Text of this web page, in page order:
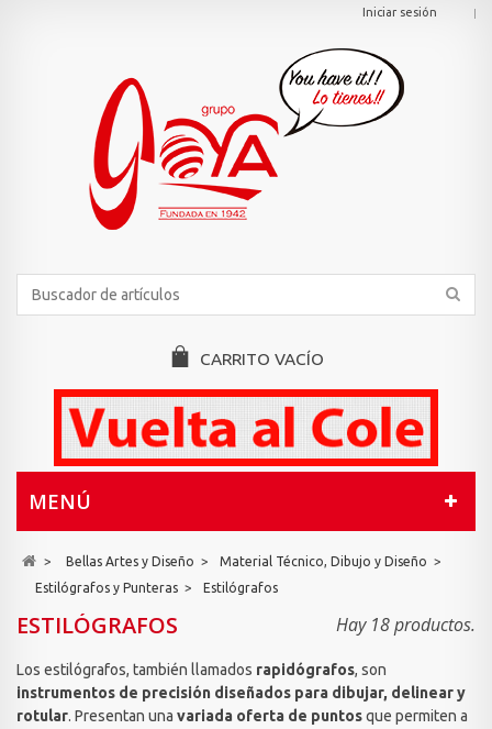
Iniciar sesión
CARRITO VACÍO
MENÚ
> Bellas Artes y Diseño > Material Técnico, Dibujo y Diseño >
Estilógrafos y Punteras > Estilógrafos
ESTILÓGRAFOS Hay 18 productos.
Los estilógrafos, también llamados rapidógrafos, son
instrumentos de precisión diseñados para dibujar, delinear y
rotular. Presentan una variada oferta de puntosque permiten a